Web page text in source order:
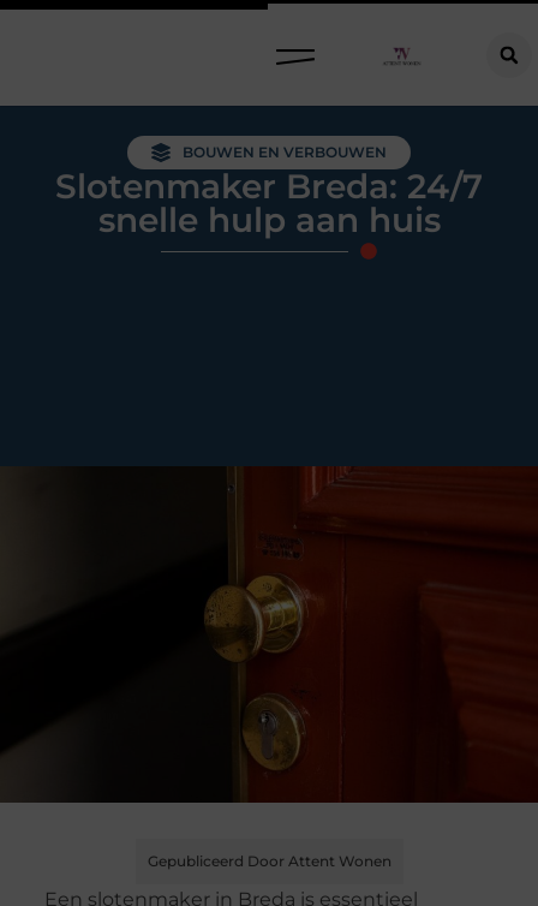
BOUWEN EN VERBOUWEN
Slotenmaker Breda: 24/7
snelle hulp aan huis
Gepubliceerd Door Attent Wonen
Een slotenmaker in Breda is essentieel